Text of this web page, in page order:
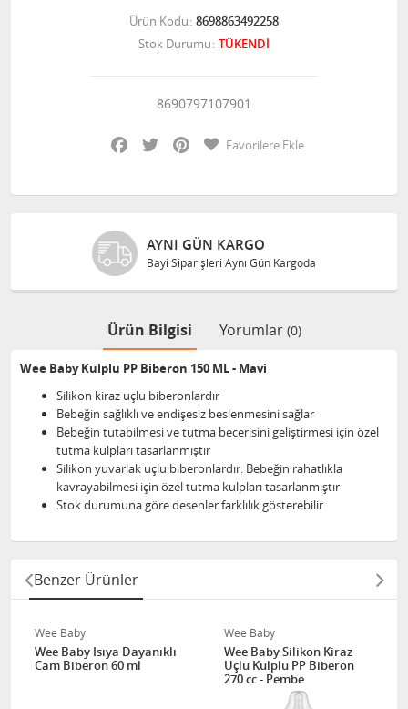
Ürün Kodu 8698863492258
Stok Durumu TÜKENDİ
8690797107901
Facebook
Twitter PinterestFavorilere Ekle
AYNI GÜN KARGO
Bayi Siparişleri Aynı Gün Kargoda
Ürün Bilgisi Yorumlar (0)
Wee Baby Kulplu PP Biberon 150 ML - Mavi
Silikon kiraz uçlu biberonlardır
Bebeğin sağlıklı ve endişesiz beslenmesini sağlar
Bebeğin tutabilmesi ve tutma becerisini geliştirmesi için özel
tutma kulpları tasarlanmıştır
Silikon yuvarlak uçlu biberonlardır. Bebeğin rahatlıkla
kavrayabilmesi için özel tutma kulpları tasarlanmıştır
Stok durumuna göre desenler farklılık gösterebilir
Benzer Ürünler
Wee Baby
Wee Baby Isıya Dayanıklı
Cam Biberon 60 ml
Wee Baby
Wee Baby Silikon Kiraz
Uçlu Kulplu PP Biberon
270 cc - Pembe